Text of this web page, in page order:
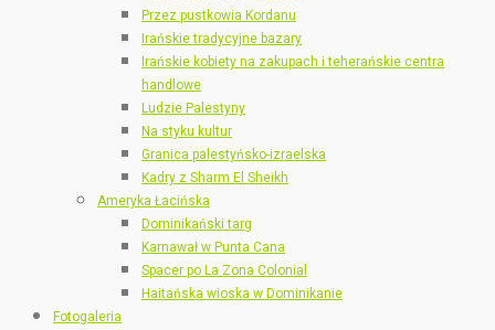
Przez pustkowia Kordanu
Irańskie tradycyjne bazary
Irańskie kobiety na zakupach i teherańskie centra
handlowe
Ludzie Palestyny
Na styku kultur
Granica palestyńsko-izraelska
Kadry z Sharm El Sheikh
Ameryka Łacińska
Dominikański targ
Karnawał w Punta Cana
Spacer po La Zona Colonial
Haitańska wioska w Dominikanie
Fotogaleria